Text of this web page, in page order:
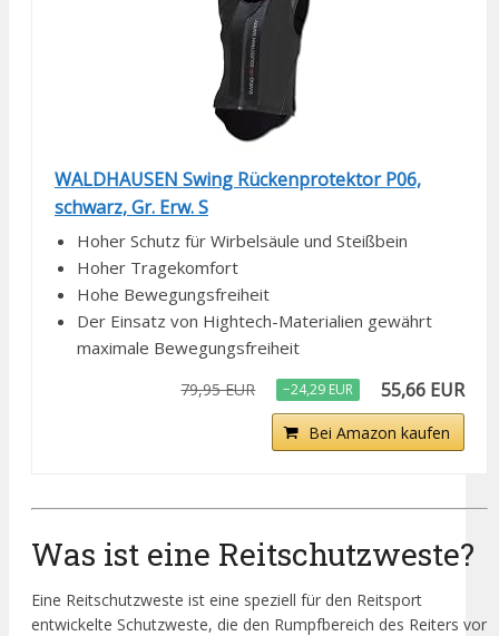
WALDHAUSEN Swing Rückenprotektor P06,
schwarz, Gr. Erw. S
Hoher Schutz für Wirbelsäule und Steißbein
Hoher Tragekomfort
Hohe Bewegungsfreiheit
Der Einsatz von Hightech-Materialien gewährt
maximale Bewegungsfreiheit
79,95 EUR −24,29 EUR 55,66 EUR
Bei Amazon kaufen
Was ist eine Reitschutzweste?
Eine Reitschutzweste ist eine speziell für den Reitsport
entwickelte Schutzweste, die den Rumpfbereich des Reiters vor